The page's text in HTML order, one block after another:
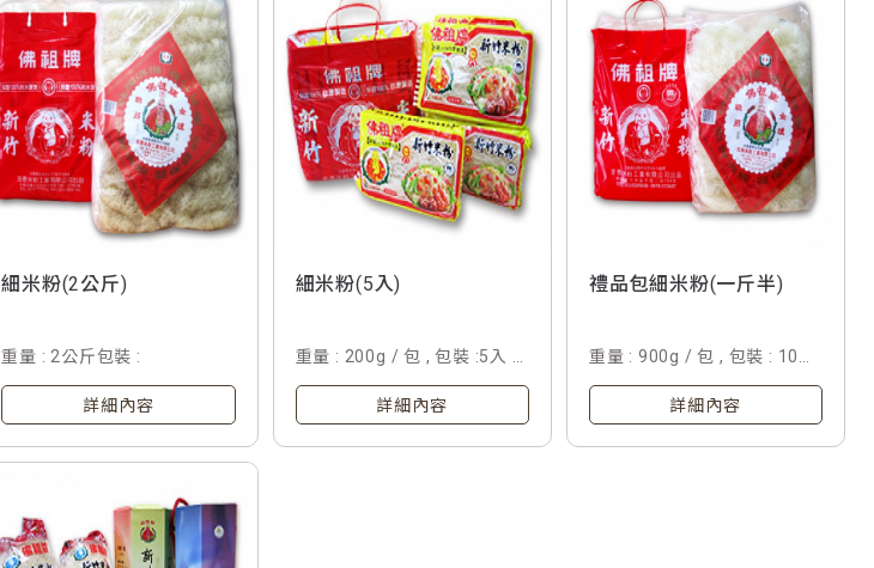
細米粉(2公斤)
重量 : 2公斤包裝 :
詳細內容
細米粉(5入)
重量 : 200g / 包 , 包裝 :5入 /
袋
詳細內容
禮品包細米粉(一斤半)
重量 : 900g / 包 , 包裝 : 10包
/ 箱
詳細內容